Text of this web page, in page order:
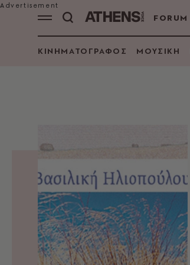
FORUM
ΚΙΝΗΜΑΤΟΓΡΑΦΟΣ ΜΟΥΣΙΚΗ